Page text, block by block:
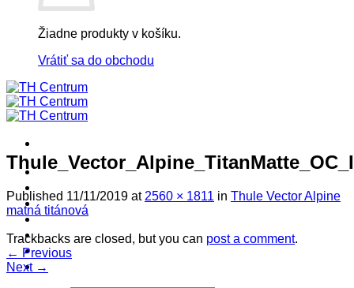
Žiadne produkty v košíku.
Vrátiť sa do obchodu
! ! ! S Ú Ť A Ž ! ! !
Produkty
Špičkový UEBLER
Autoriz. servis THULE/UEBLER
Predajne
Naši Uebler Partneri
Published 11/11/2019 at 2560 × 1811 in Thule Vector Alpine
matná titánová
Trackbacks are closed, but you can post a comment.
← Previous
Next →